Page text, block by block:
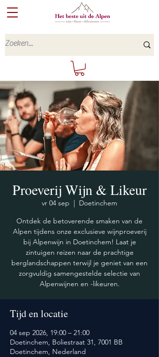
Proeverij Wijn & Likeur
vr 04 sep
  |
Doetinchem
Ontdek de betoverende smaken van de
Alpen tijdens onze exclusieve wijnproeverij
bij Alpenwijn in Doetinchem! Laat je
zintuigen reizen naar de prachtige
berglandschappen terwijl je geniet van een
zorgvuldig samengestelde selectie van
Alpenwijnen en -likeuren.
Tijd en locatie
04 sep 2026, 19:00 – 21:00
Doetinchem, Boliestraat 31, 7001 BB
Doetinchem, Nederland